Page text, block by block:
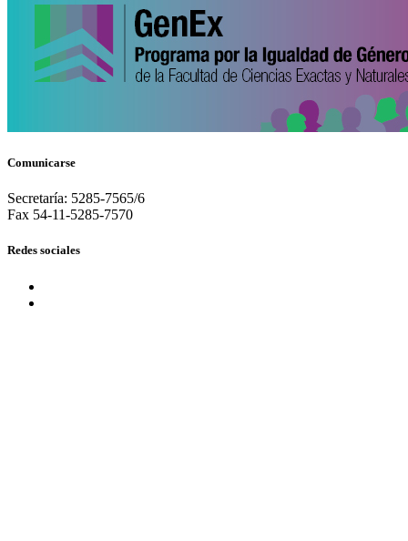
Comunicarse
Secretaría: 5285-7565/6
Fax 54-11-5285-7570
Redes sociales